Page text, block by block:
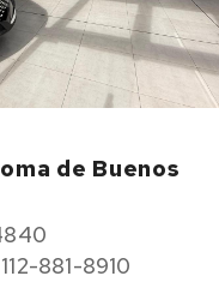
de Buenos
881-8910